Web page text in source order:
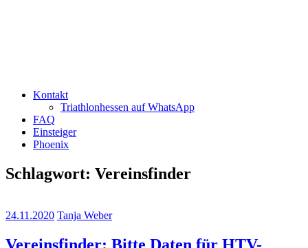
Kontakt
Triathlonhessen auf WhatsApp
FAQ
Einsteiger
Phoenix
Schlagwort: Vereinsfinder
24.11.2020 Tanja Weber
Vereinsfinder: Bitte Daten für HTV-